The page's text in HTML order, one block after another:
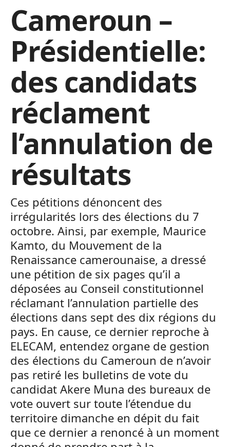
Cameroun –
Présidentielle:
des candidats
réclament
l’annulation de
résultats
Ces pétitions dénoncent des
irrégularités lors des élections du 7
octobre. Ainsi, par exemple, Maurice
Kamto, du Mouvement de la
Renaissance camerounaise, a dressé
une pétition de six pages qu’il a
déposées au Conseil constitutionnel
réclamant l’annulation partielle des
élections dans sept des dix régions du
pays. En cause, ce dernier reproche à
ELECAM, entendez organe de gestion
des élections du Cameroun de n’avoir
pas retiré les bulletins de vote du
candidat Akere Muna des bureaux de
vote ouvert sur toute l’étendue du
territoire dimanche en dépit du fait
que ce dernier a renoncé à un moment